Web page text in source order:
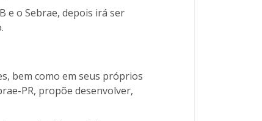
e o Sebrae, depois irá ser
bem como em seus próprios
PR, propõe desenvolver,